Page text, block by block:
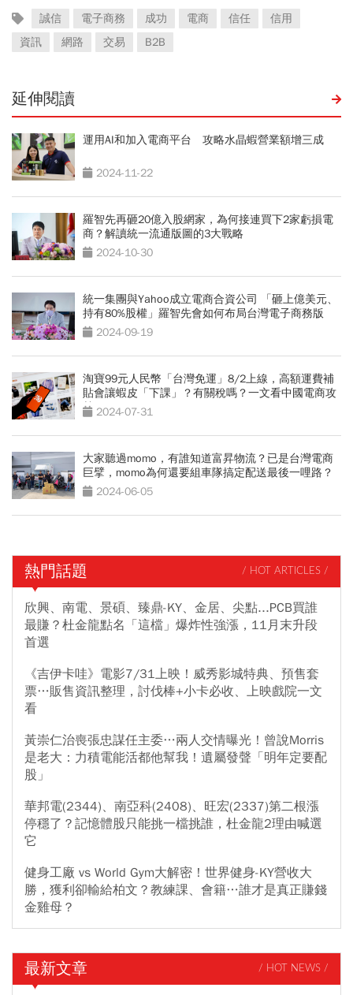
誠信 電子商務 成功 電商 信任
信用
資訊
網路 交易 B2B
延伸閱讀
運用AI和加入電商平台 攻略水晶蝦營業額增三成
2024-11-22
羅智先再砸20億入股網家，為何接連買下2家虧損電
商？解讀統一流通版圖的3大戰略
2024-10-30
統一集團與Yahoo成立電商合資公司 「砸上億美元、
持有80%股權」羅智先會如何布局台灣電子商務版
圖？2024-09-19
淘寶99元人民幣「台灣免運」8/2上線，高額運費補
貼會讓蝦皮「下課」？有關稅嗎？一文看中國電商攻
勢 2024-07-31
大家聽過momo，有誰知道富昇物流？已是台灣電商
巨擘，momo為何還要組車隊搞定配送最後一哩路？
2024-06-05
熱門話題 / HOT ARTICLES /
欣興、南電、景碩、臻鼎-KY、金居、尖點...PCB買誰
最賺？杜金龍點名「這檔」爆炸性強漲，11月末升段
首選
《吉伊卡哇》電影7/31上映！威秀影城特典、預售套
票…販售資訊整理，討伐棒+小卡必收、上映戲院一文
看
黃崇仁治喪張忠謀任主委…兩人交情曝光！曾說Morris
是老大：力積電能活都他幫我！遺屬發聲「明年定要配
股」
華邦電(2344)、南亞科(2408)、旺宏(2337)第二根漲
停穩了？記憶體股只能挑一檔挑誰，杜金龍2理由喊選
它
健身工廠 vs World Gym大解密！世界健身-KY營收大
勝，獲利卻輸給柏文？教練課、會籍…誰才是真正賺錢
金雞母？
最新文章 / HOT NEWS /